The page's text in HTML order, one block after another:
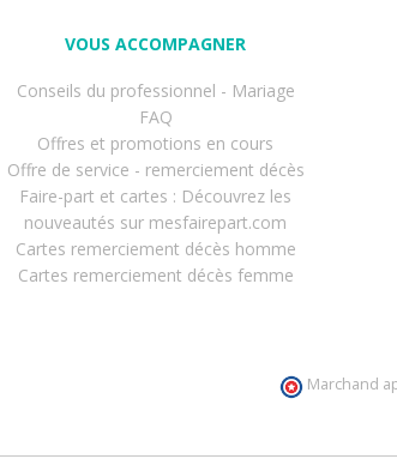
VOUS ACCOMPAGNER
Conseils du professionnel - Mariage
FAQ
Offres et promotions en cours
Offre de service - remerciement décès
Faire-part et cartes : Découvrez les
nouveautés sur mesfairepart.com
Cartes remerciement décès homme
Cartes remerciement décès femme
Marchand